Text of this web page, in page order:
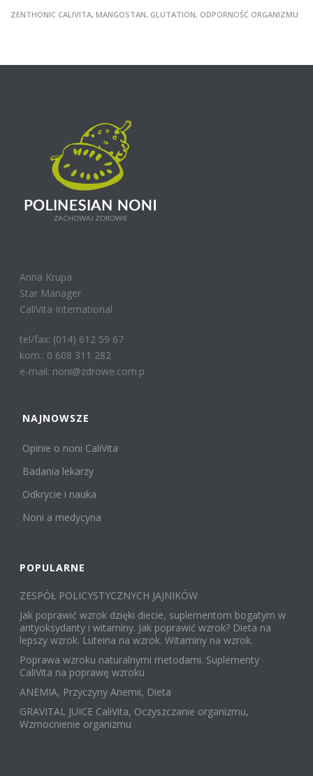
ZENTHONIC CALIVITA, MANGOSTAN, GLUTATION, ODPORNOŚĆ ORGANIZMU
Anna Krupa
Star Manager
CaliVita International
tel/fax: (014) 612 59 67
kom.: 0 608 311 282
e-mail: noni@zdrowe.com.p
NAJNOWSZE
Opinie o noni CaliVita
Badania lekarzy
Odkrycie i nauka
Noni a medycyna
POPULARNE
ZESPÓŁ POLICYSTYCZNYCH JAJNIKÓW
Jak poprawić wzrok dzięki diecie, suplementom bogatym w
antyoksydanty i witaminy. Jak poprawić wzrok? Dieta na
lepszy wzrok. Luteina na wzrok. Witaminy na wzrok.
Poprawa wzroku naturalnymi metodami. Suplementy
CaliVita na poprawę wzroku
ANEMIA, Przyczyny Anemii, Dieta
GRAVITAL JUICE CaliVita, Oczyszczanie organizmu,
Wzmocnienie organizmu